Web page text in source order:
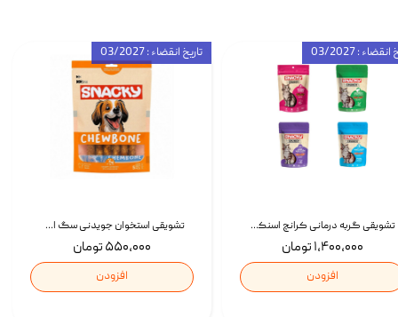
تشویقی استخوان جویدنی سگ اسنکی کرانچی با طعم مرغ Snacky Crunchy Munchy وزن 100 گرم
۵۵۰,۰۰۰ تومان
افزودن
تاریخ انقضاء : 03/2027
تشویقی گربه درمانی کرانچ اسنکی با طعم میکس Snacky Crunch Cat Treats وزن 60 گرم بسته 4 عددی
۱,۴۰۰,۰۰۰ تومان
افزودن
: 03/2027